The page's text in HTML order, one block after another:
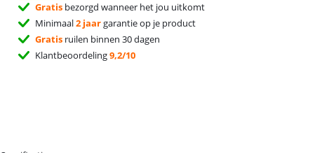
Gratis bezorgd wanneer het jou uitkomt
Minimaal2 jaargarantie op je product
Gratis ruilen binnen 30 dagen
Klantbeoordeling9,2/10